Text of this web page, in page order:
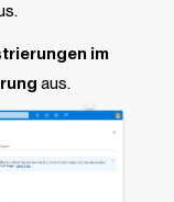
im
aus.